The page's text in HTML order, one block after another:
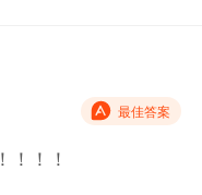
最佳答案
！！！